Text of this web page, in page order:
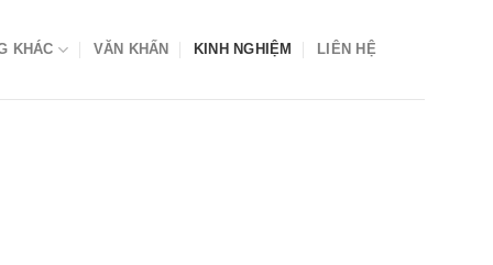
KHÁC VĂN KHẤN KINH NGHIỆM LIÊN HỆ